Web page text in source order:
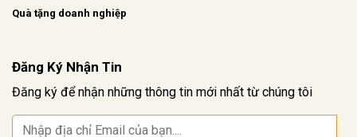
Quà tặng doanh nghiệp
Đăng Ký Nhận Tin
Đăng ký để nhận những thông tin mới nhất từ chúng tôi